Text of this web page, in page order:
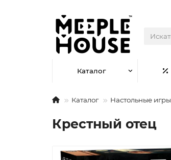
Каталог
Каталог Настольные игры
Крестный отец